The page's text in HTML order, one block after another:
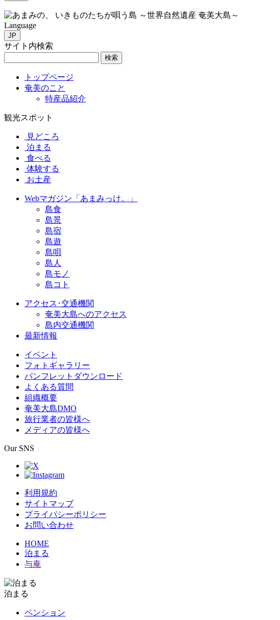
いきものたちが唄う島 ～世界自然遺産 奄美大島～
Language
JP
サイト内検索
検索
トップページ
奄美のこと
特産品紹介
観光スポット
見どころ
泊まる
食べる
体験する
お土産
Webマガジン「あまみっけ。」
島食
島景
島宿
島遊
島唄
島人
島モノ
島コト
アクセス･交通機関
奄美大島へのアクセス
島内交通機関
最新情報
イベント
フォトギャラリー
パンフレットダウンロード
よくある質問
組織概要
奄美大島DMO
旅行業者の皆様へ
メディアの皆様へ
Our SNS
利用規約
サイトマップ
プライバシーポリシー
お問い合わせ
HOME
泊まる
与庵
泊まる
ペンション